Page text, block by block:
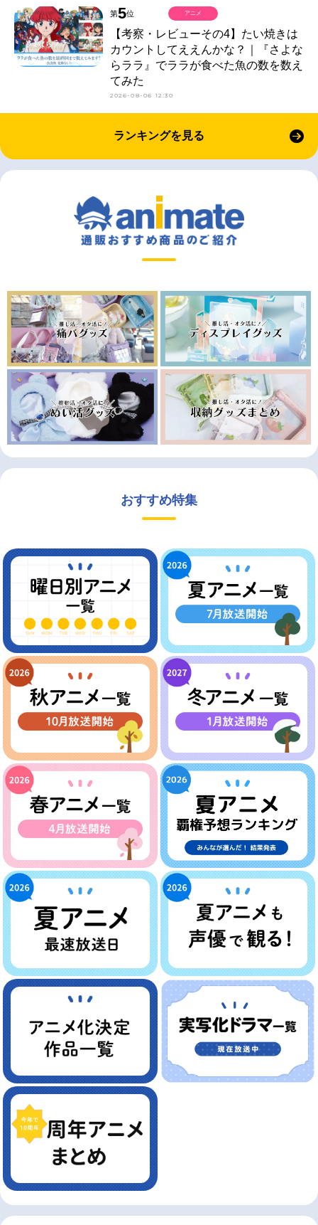
第5位
【考察・レビューその4】たい焼きは
カウントしてええんかな？｜『さよな
らララ』でララが食べた魚の数を数え
てみた
2026-08-06 12:30
アニメ
ランキングを見る
おすすめ特集